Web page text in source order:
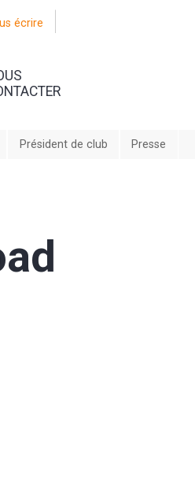
écrire
Président de club Presse